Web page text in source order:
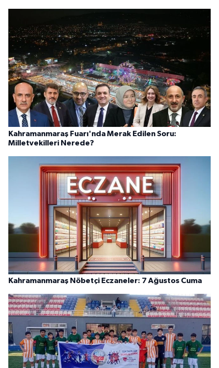
Kahramanmaraş Fuarı'nda Merak Edilen Soru:
Milletvekilleri Nerede?
Kahramanmaraş Nöbetçi Eczaneler: 7 Ağustos Cuma